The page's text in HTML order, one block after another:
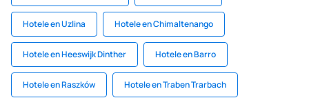
Hotele en Uzlina Hotele en Chimaltenango
Hotele en Heeswijk Dinther Hotele en Barro
Hotele en Raszków Hotele en Traben Trarbach